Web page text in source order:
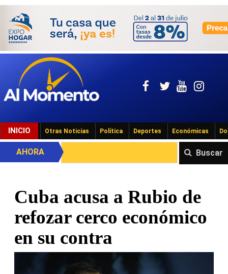
INICIO Otras Noticias Política Deportes Económicas
Buscar
AHORA
Cuba acusa a Rubio de
refozar cerco económico
en su contra